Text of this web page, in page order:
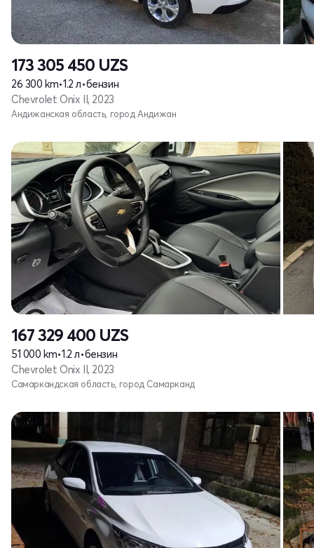
173 305 450 UZS
26 300 km•1.2 л•бензин
Chevrolet Onix II, 2023
Андижанская область, город Андижан
167 329 400 UZS
51 000 km•1.2 л•бензин
Chevrolet Onix II, 2023
Самаркандская область, город Самарканд